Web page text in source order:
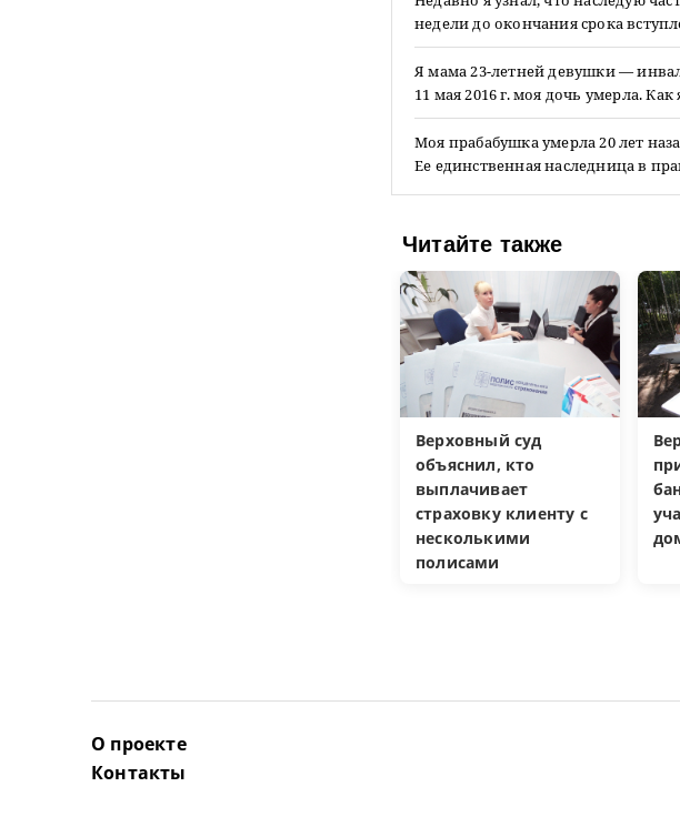
недели до окончания срока
Я мама 23-летней девушки —
11 мая 2016 г. моя дочь умерла.
Моя прабабушка умерла 20 лет
Ее единственная наследница в
Читайте также
Верховный суд
объяснил, кто
выплачивает
страховку клиенту с
несколькими
полисами
О проекте
Контакты